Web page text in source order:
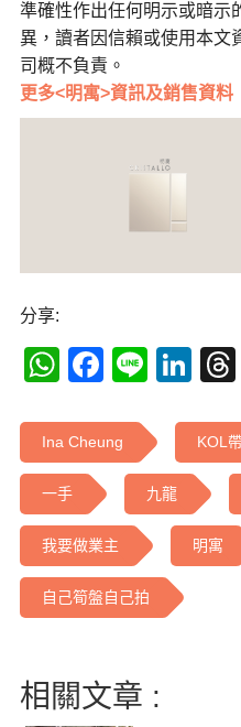
準確性作出任何明示或暗示
異，讀者因信賴或使用本文
司概不負責。
更多<明寓>資訊及銷售資料
分享:
WhatsApp
Line
Ina Cheung KOL
一手 九龍
我要做業主 明寓
自己筍盤自己拍
相關文章 :